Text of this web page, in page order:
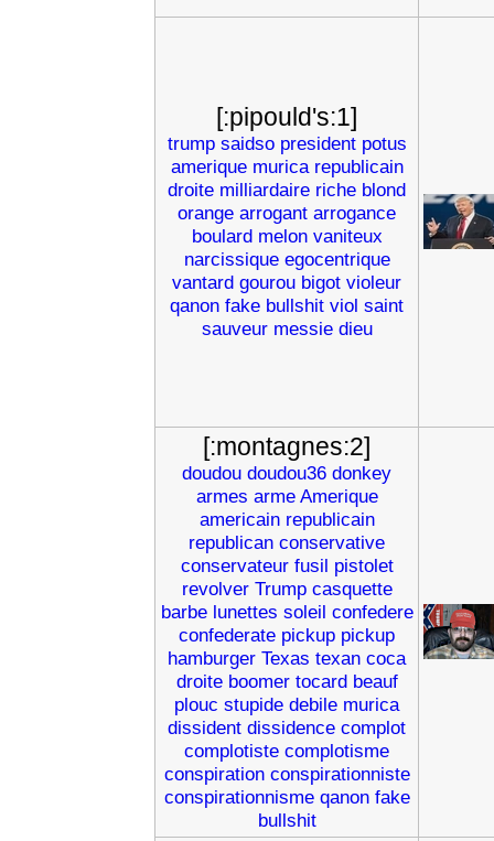
[:pipould's:1]
trump saidso president potus
amerique murica republicain
droite milliardaire riche blond
orange arrogant arrogance
boulard melon vaniteux
narcissique egocentrique
vantard gourou bigot violeur
qanon fake bullshit viol saint
sauveur messie dieu
[:montagnes:2]
doudou doudou36 donkey
armes arme Amerique
americain republicain
republican conservative
conservateur fusil pistolet
revolver Trump casquette
barbe lunettes soleil confedere
confederate pickup pickup
hamburger Texas texan coca
droite boomer tocard beauf
plouc stupide debile murica
dissident dissidence complot
complotiste complotisme
conspiration conspirationniste
conspirationnisme qanon fake
bullshit